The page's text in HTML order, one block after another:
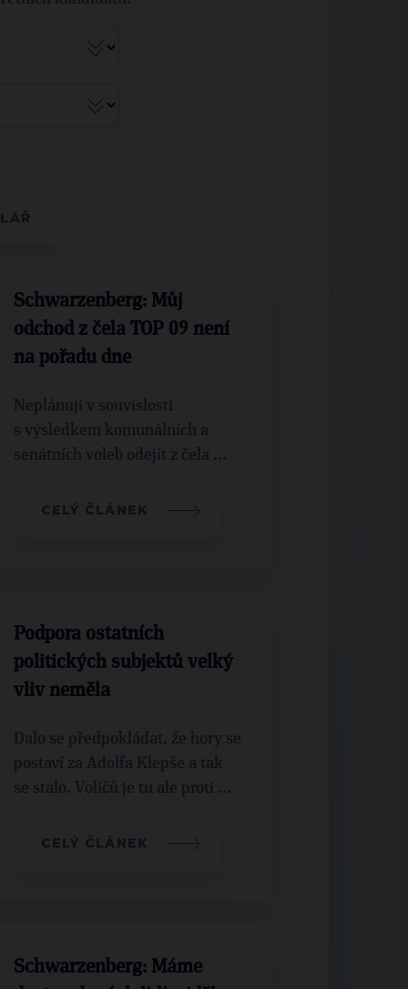
Schwarzenberg: Můj
odchod z čela TOP 09 není
na pořadu dne
Neplánuji v souvislosti
s výsledkem komunálních a
senátních voleb odejít z čela ...
CELÝ ČLÁNEK
Podpora ostatních
politických subjektů velký
vliv neměla
Dalo se předpokládat, že hory se
postaví za Adolfa Klepše a tak
se stalo. Voličů je tu ale proti ...
CELÝ ČLÁNEK
Schwarzenberg: Máme